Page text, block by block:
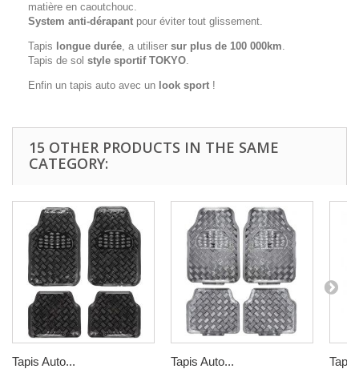
matière en caoutchouc.
System anti-dérapant pour éviter tout glissement.
Tapis longue durée, a utiliser sur plus de 100 000km.
Tapis de sol style sportif TOKYO.
Enfin un tapis auto avec un look sport !
15 OTHER PRODUCTS IN THE SAME
CATEGORY:
Tapis Auto... Tapis Auto...